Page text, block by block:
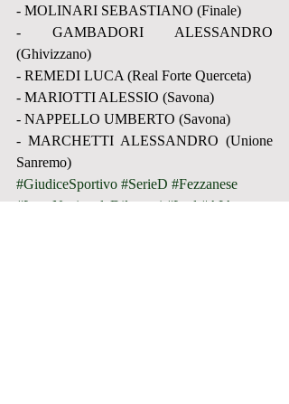
- MOLINARI SEBASTIANO (Finale)
- GAMBADORI ALESSANDRO
(Ghivizzano)
- REMEDI LUCA (Real Forte Querceta)
- MARIOTTI ALESSIO (Savona)
- NAPPELLO UMBERTO (Savona)
- MARCHETTI ALESSANDRO (Unione
Sanremo)
#GiudiceSportivo #SerieD #Fezzanese
#LegaNazionaleDilettanti #Lnd #AIA